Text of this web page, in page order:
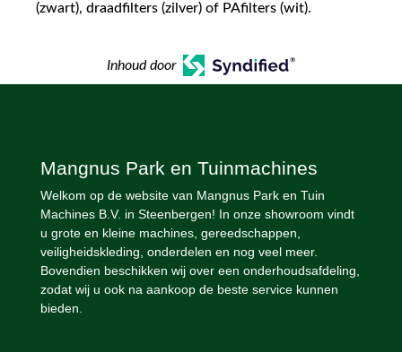
(zwart), draadfilters (zilver) of PAfilters (wit).
Inhoud door
Mangnus Park en Tuinmachines
Welkom op de website van Mangnus Park en Tuin
Machines B.V. in Steenbergen! In onze showroom vindt
u grote en kleine machines, gereedschappen,
veiligheidskleding, onderdelen en nog veel meer.
Bovendien beschikken wij over een onderhoudsafdeling,
zodat wij u ook na aankoop de beste service kunnen
bieden.